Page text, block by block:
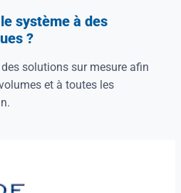
système à des
?
solutions sur mesure afin
et à toutes les